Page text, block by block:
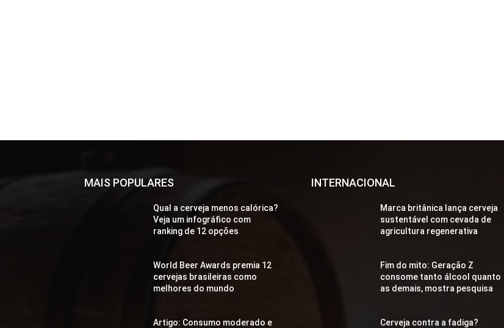
MAIS POPULARES
Qual a cerveja menos calórica?
Veja um infográfico com
ranking de 12 opções
World Beer Awards premia 12
cervejas brasileiras como
melhores do mundo
Artigo: Consumo moderado e
INTERNACIONAL
Marca britânica lança cerveja
sustentável com cevada de
agricultura regenerativa
Fim do mito: Geração Z
consome tanto álcool quanto
as demais, mostra pesquisa
Cerveja contra a fadiga?